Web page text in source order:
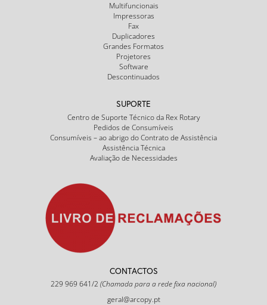
Multifuncionais
Impressoras
Fax
Duplicadores
Grandes Formatos
Projetores
Software
Descontinuados
SUPORTE
Centro de Suporte Técnico da Rex Rotary
Pedidos de Consumíveis
Consumíveis – ao abrigo do Contrato de Assistência
Assistência Técnica
Avaliação de Necessidades
CONTACTOS
229 969 641/2 (Chamada para a rede fixa nacional)
geral@arcopy.pt